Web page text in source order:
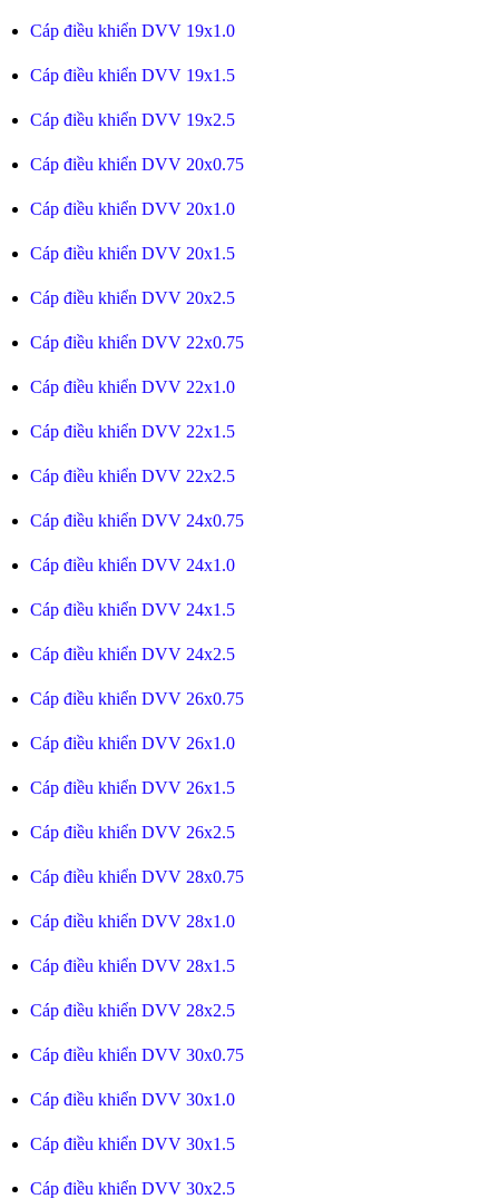
Cáp điều khiển DVV 19x1.0
Cáp điều khiển DVV 19x1.5
Cáp điều khiển DVV 19x2.5
Cáp điều khiển DVV 20x0.75
Cáp điều khiển DVV 20x1.0
Cáp điều khiển DVV 20x1.5
Cáp điều khiển DVV 20x2.5
Cáp điều khiển DVV 22x0.75
Cáp điều khiển DVV 22x1.0
Cáp điều khiển DVV 22x1.5
Cáp điều khiển DVV 22x2.5
Cáp điều khiển DVV 24x0.75
Cáp điều khiển DVV 24x1.0
Cáp điều khiển DVV 24x1.5
Cáp điều khiển DVV 24x2.5
Cáp điều khiển DVV 26x0.75
Cáp điều khiển DVV 26x1.0
Cáp điều khiển DVV 26x1.5
Cáp điều khiển DVV 26x2.5
Cáp điều khiển DVV 28x0.75
Cáp điều khiển DVV 28x1.0
Cáp điều khiển DVV 28x1.5
Cáp điều khiển DVV 28x2.5
Cáp điều khiển DVV 30x0.75
Cáp điều khiển DVV 30x1.0
Cáp điều khiển DVV 30x1.5
Cáp điều khiển DVV 30x2.5